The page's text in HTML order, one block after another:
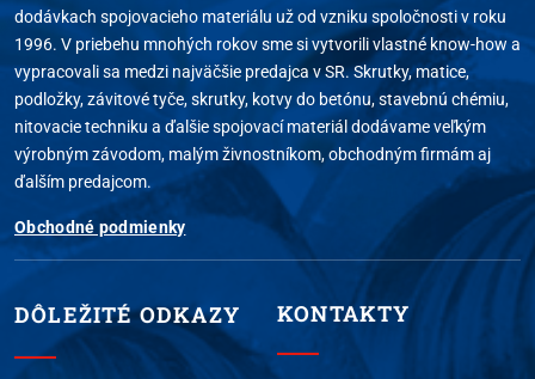
dodávkach spojovacieho materiálu už od vzniku spoločnosti v roku
1996. V priebehu mnohých rokov sme si vytvorili vlastné know-how a
vypracovali sa medzi najväčšie predajca v SR. Skrutky, matice,
podložky, závitové tyče, skrutky, kotvy do betónu, stavebnú chémiu,
nitovacie techniku a ďalšie spojovací materiál dodávame veľkým
výrobným závodom, malým živnostníkom, obchodným firmám aj
ďalším predajcom.
Obchodné podmienky
DÔLEŽITÉ ODKAZY KONTAKTY